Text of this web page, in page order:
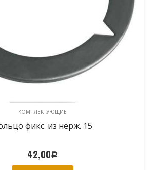
КОМПЛЕКТУЮЩИЕ
фикс. из нерж. 15
42,00Р